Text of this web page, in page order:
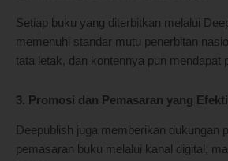
Setiap buku yang diterbitkan melalui
memenuhi standar mutu penerbitan
tata letak, dan kontennya pun mendapat
3. Promosi dan Pemasaran yang
Deepublish juga memberikan dukungan
pemasaran buku melalui kanal digital,